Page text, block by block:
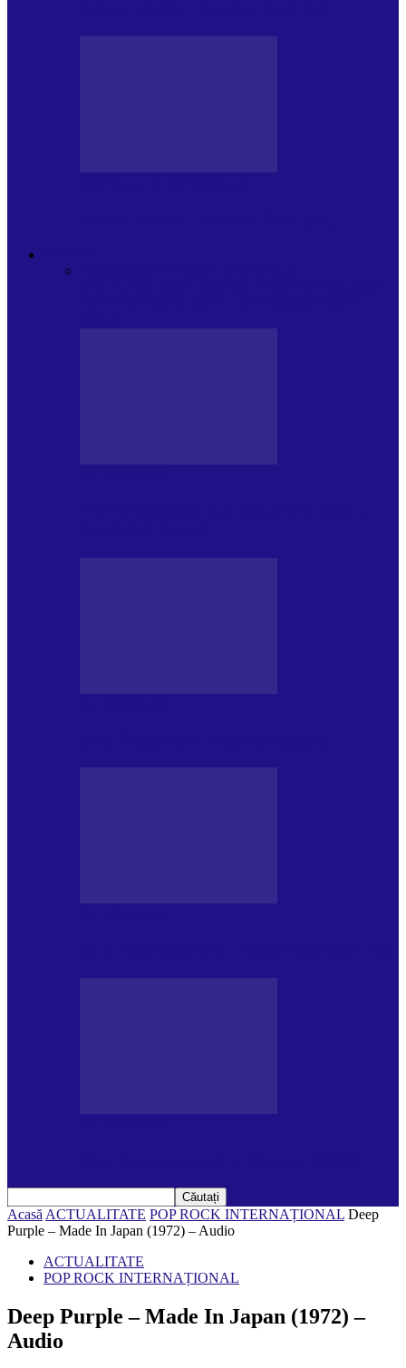
Acasă ACTUALITATE POP ROCK INTERNAȚIONAL Deep
Purple – Made In Japan (1972) – Audio
ACTUALITATE
POP ROCK INTERNAȚIONAL
Deep Purple – Made In Japan (1972) –
Audio